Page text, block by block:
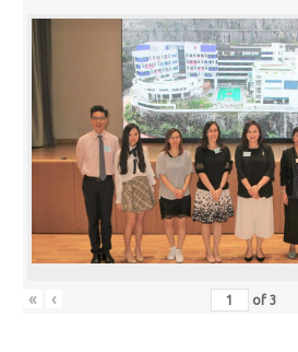
« ‹ of3